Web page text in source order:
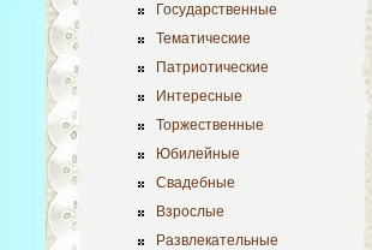
Государственные
Тематические
Патриотические
Интересные
Торжественные
Юбилейные
Свадебные
Взрослые
Развлекательные